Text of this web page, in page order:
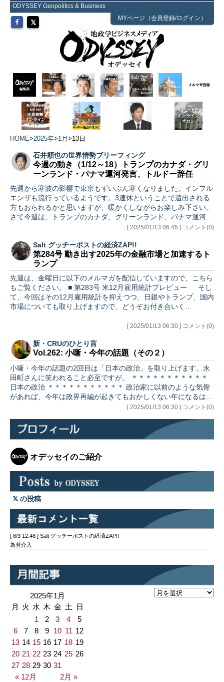
ODYSSEY Geopolitics & Business
MYページ（会員登録/ログイン）
HOME>2025年>1月 >13日
石井順也の世界情勢ブリーフィング
今週の動き（1/12～18）トランプのカナダ・グリ
ーンランド・パナマ運河発言、トルドー辞任
先週から寒波の影響で東京もずいぶん寒くなりました。インフル
エンザも流行っているようです。3連休ということで遠出される
方もおられるかと思いますが、暖かくしながらお楽しみ下さい。
さて今週は、トランプのカナダ、グリーンランド、パナマ運河に
[ 2025/01/13 06:45 ] コメント(0)
Salt グッチーポストの経済ZAP!!
第284号 動き出す2025年の金融市場と加速するト
ランプ
先週は、金曜日に以下のメルマガを配信していますので、こちら
もご覧ください。 ■ 第283号 米12月雇用統計プレビュー そし
て、今回はその12月雇用統計を抑えつつ、日銀やトランプ、国内
市場についても取り上げますので、どうぞお付き合いく…
[ 2025/01/13 06:30 ] コメント(0)
新・CRUのひとり言
Vol.262: 小噺・今年の話題（その２）
小噺・今年の話題の2回目は「日本の政治」を取り上げます。永
田町さんに笑われること必至ですが。 ＊＊＊＊＊＊＊＊＊＊＊
日本の政治 ＊＊＊＊＊＊＊＊＊＊＊ 政治家に以前のような気骨
があれば、今年は政界再編が起きてもおかしくない年になるは
[ 2025/01/13 06:30 ] コメント(0)
オデッセイのご紹介
の投稿
[ 8/3 12:48 ] Salt グッチーポストの経済ZAP!!
為替介入
2025年1月
月 火 水 木 金 土 日
« 12月 2月 »
1 2 3 4
5
6
7 8 9 10 11 12
13 14 15 16 17 18 19
20 21 22 23 24 25 26
27 28 29 30 31